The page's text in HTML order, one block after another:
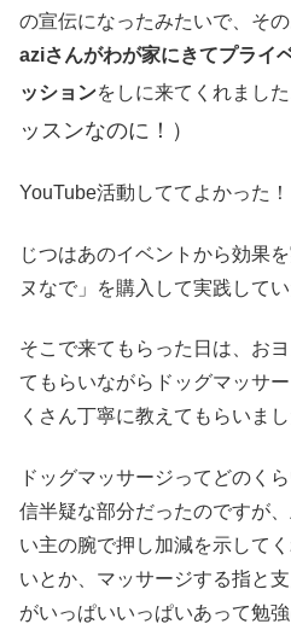
の宣伝になったみたいで、そ
aziさんがわが家にきてプライ
ッションをしに来てくれました
ッスンなのに！）
YouTube活動しててよかった！
じつはあのイベントから効果
ヌなで」を購入して実践して
そこで来てもらった日は、お
てもらいながらドッグマッサ
くさん丁寧に教えてもらいまし
ドッグマッサージってどのく
信半疑な部分だったのですが
い主の腕で押し加減を示して
いとか、マッサージする指と
がいっぱいいっぱいあって勉強